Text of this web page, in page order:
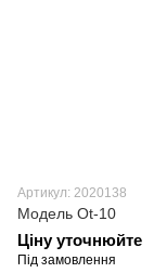
Артикул: 2020138
Модель Ot-10
Ціну уточнюйте
Під замовлення